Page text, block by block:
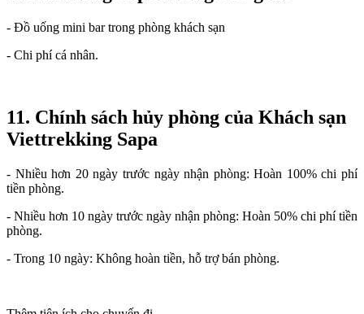
- Đồ uống mini bar trong phòng khách sạn
- Chi phí cá nhân.
11. Chính sách hủy phòng của Khách sạn
Viettrekking Sapa
- Nhiều hơn 20 ngày trước ngày nhận phòng: Hoàn 100% chi phí
tiền phòng.
- Nhiều hơn 10 ngày trước ngày nhận phòng: Hoàn 50% chi phí tiền
phòng.
- Trong 10 ngày: Không hoàn tiền, hỗ trợ bán phòng.